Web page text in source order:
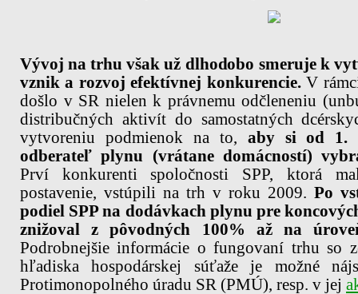
Vývoj na trhu však už dlhodobo smeruje k
vznik a rozvoj efektívnej konkurencie. V
došlo v SR nielen k právnemu odčleneniu
distribučných aktivít do samostatných
vytvoreniu podmienok na to, aby si od 1.
odberateľ plynu (vrátane domácností)
Prví konkurenti spoločnosti SPP, ktorá
postavenie, vstúpili na trh v roku 2009. Po
podiel SPP na dodávkach plynu pre
znižoval z pôvodných 100% až na
Podrobnejšie informácie o fungovaní trhu so
hľadiska hospodárskej súťaže je možné
Protimonopolného úradu SR (PMÚ), resp. v jej